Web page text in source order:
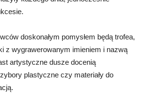
doskonałym pomysłem będą trofea,
z wygrawerowanym imieniem i nazwą
artystyczne dusze docenią
plastyczne czy materiały do